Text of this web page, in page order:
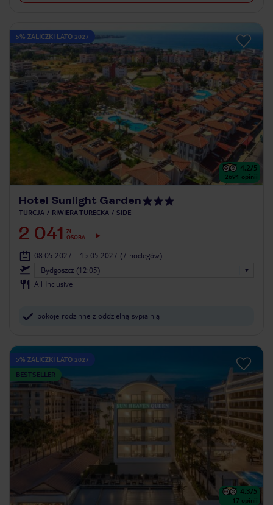
5% ZALICZKI LATO 2027
4.2/5
2691 opinii
Hotel Sunlight Garden
TURCJA RIWIERA TURECKA SIDE
2 041
ZŁ
OSOBA
08.05.2027 - 15.05.2027 (7 noclegów)
Bydgoszcz (12:05)
All Inclusive
pokoje rodzinne z oddzielną sypialnią
5% ZALICZKI LATO 2027
BESTSELLER
4.3/5
17 opinii